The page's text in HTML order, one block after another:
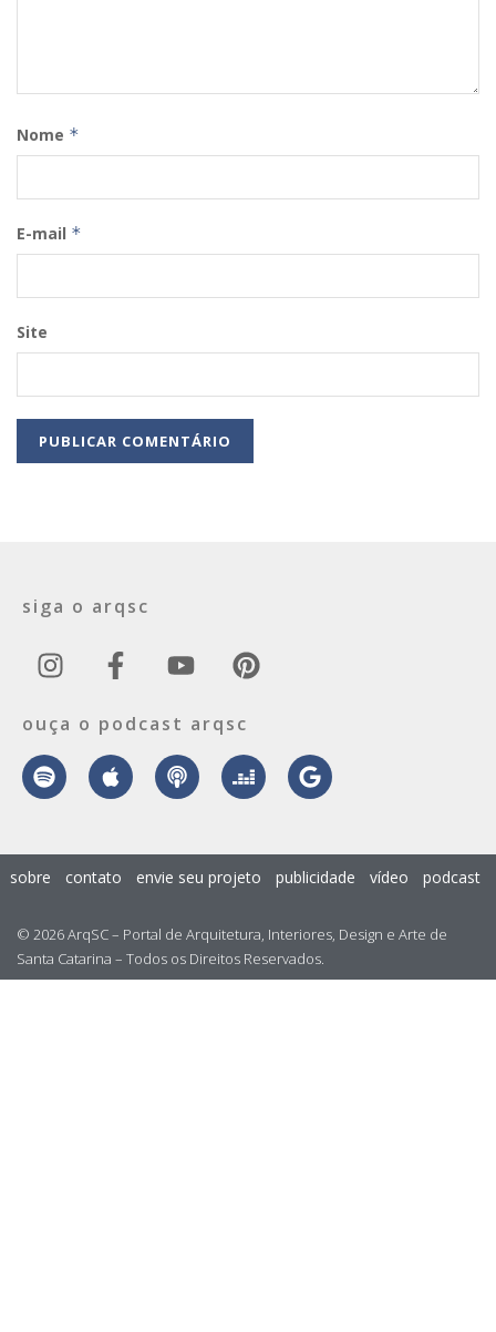
Nome *
E-mail *
Site
siga o arqsc
ouça o podcast arqsc
© 2026 ArqSC – Portal de Arquitetura, Interiores, Design e Arte de
Santa Catarina – Todos os Direitos Reservados.
sobre contato envie seu projeto publicidade vídeo podcast